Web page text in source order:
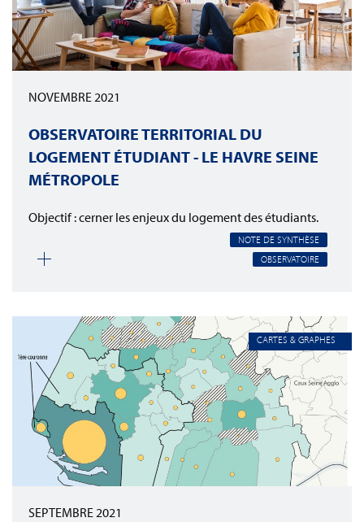
NOVEMBRE 2021
OBSERVATOIRE TERRITORIAL DU
LOGEMENT ÉTUDIANT - LE HAVRE SEINE
MÉTROPOLE
Objectif : cerner les enjeux du logement des étudiants.
NOTE DE SYNTHÈSE
OBSERVATOIRE
CARTES & GRAPHES
SEPTEMBRE 2021